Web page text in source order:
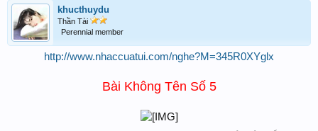
khucthuydu
Thần Tài
Perennial member
http://www.nhaccuatui.com/nghe?M=345R0XYglx
Bài Không Tên Số 5